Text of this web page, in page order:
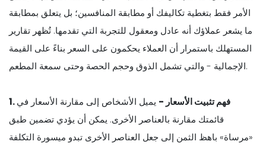
الأمر فقط بتغطية تكاليفك أو مطابقة المنافسين؛ بل يتعلق بمطابقة
ما يشعر عملاؤك أنه عادل ومعقول للتجربة التي تقدمها. تُظهر تقارير
المستهلك باستمرار أن العملاء يحكمون على السعر بناءً على القيمة
الإجمالية - والتي تشمل الذوق وحجم الحصة وحتى سمعة المطعم.
1. فهم تثبيت الأسعار - يميل الأشخاص إلى مقارنة الأسعار في
قائمتك مقارنة بالعناصر الأخرى. يمكن أن يؤدي تضمين طبق
«مرساة» باهظ الثمن إلى جعل العناصر الأخرى تبدو ميسورة التكلفة